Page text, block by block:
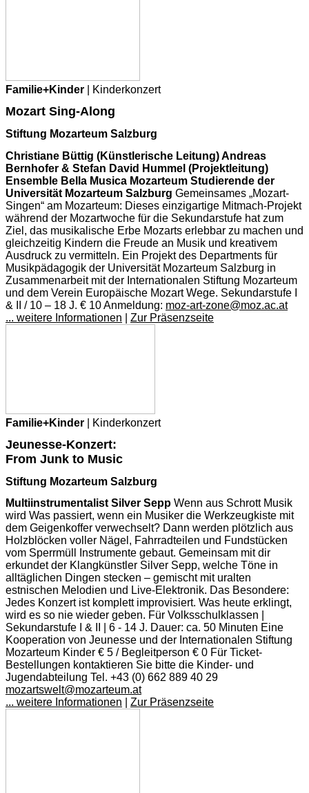
Familie+Kinder | Kinderkonzert
Mozart Sing-Along
Stiftung Mozarteum Salzburg
Christiane Büttig (Künstlerische Leitung) Andreas
Bernhofer & Stefan David Hummel (Projektleitung)
Ensemble Bella Musica Mozarteum Studierende der
Universität Mozarteum Salzburg Gemeinsames „Mozart-
Singen“ am Mozarteum: Dieses einzigartige Mitmach-Projekt
während der Mozartwoche für die Sekundarstufe hat zum
Ziel, das musikalische Erbe Mozarts erlebbar zu machen und
gleichzeitig Kindern die Freude an Musik und kreativem
Ausdruck zu vermitteln. Ein Projekt des Departments für
Musikpädagogik der Universität Mozarteum Salzburg in
Zusammenarbeit mit der Internationalen Stiftung Mozarteum
und dem Verein Europäische Mozart Wege. Sekundarstufe I
& II / 10 – 18 J. € 10 Anmeldung: moz-art-zone@moz.ac.at
... weitere Informationen
Zur Präsenzseite
Familie+Kinder | Kinderkonzert
Jeunesse-Konzert:
From Junk to Music
Stiftung Mozarteum Salzburg
Multiinstrumentalist Silver Sepp Wenn aus Schrott Musik
wird Was passiert, wenn ein Musiker die Werkzeugkiste mit
dem Geigenkoffer verwechselt? Dann werden plötzlich aus
Holzblöcken voller Nägel, Fahrradteilen und Fundstücken
vom Sperrmüll Instrumente gebaut. Gemeinsam mit dir
erkundet der Klangkünstler Silver Sepp, welche Töne in
alltäglichen Dingen stecken – gemischt mit uralten
estnischen Melodien und Live-Elektronik. Das Besondere:
Jedes Konzert ist komplett improvisiert. Was heute erklingt,
wird es so nie wieder geben. Für Volksschulklassen |
Sekundarstufe I & II | 6 - 14 J. Dauer: ca. 50 Minuten Eine
Kooperation von Jeunesse und der Internationalen Stiftung
Mozarteum Kinder € 5 / Begleitperson € 0 Für Ticket-
Bestellungen kontaktieren Sie bitte die Kinder- und
Jugendabteilung Tel. +43 (0) 662 889 40 29
mozartswelt@mozarteum.at
... weitere Informationen
Zur Präsenzseite